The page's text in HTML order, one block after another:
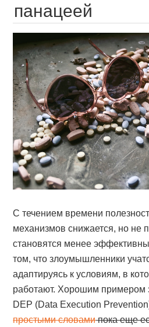
панацеей
С течением времени
механизмов снижается, но не
становятся менее
том, что злоумышленники
адаптируясь к условиям, в
работают. Хорошим примером
DEP (Data Execution
простыми словамипока еще